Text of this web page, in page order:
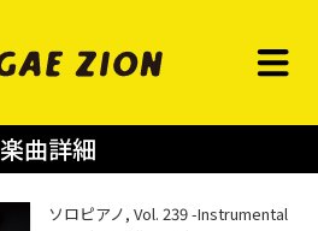
楽曲詳細
ソロピアノ, Vol. 239 -Instrumental